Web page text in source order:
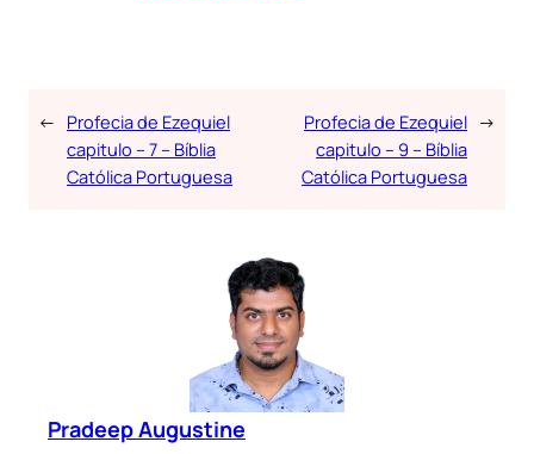
← Profecia de Ezequiel
capitulo – 7 – Bíblia
Católica Portuguesa
Profecia de Ezequiel
capitulo – 9 – Bíblia
Católica Portuguesa
→
Pradeep Augustine